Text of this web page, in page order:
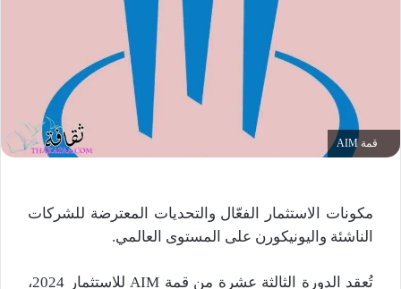
قمة AIM
مكونات الاستثمار الفعّال والتحديات المعترضة للشركات
الناشئة واليونيكورن على المستوى العالمي.
تُعقد الدورة الثالثة عشرة من قمة AIM للاستثمار 2024،